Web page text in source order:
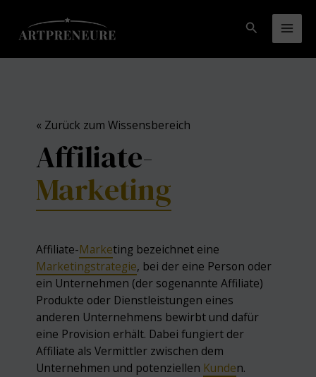
Inhalt
springen
Suchen
« Zurück zum Wissensbereich
Affiliate-
Marketing
Affiliate-Marketing bezeichnet eine
Marketingstrategie, bei der eine Person oder
ein Unternehmen (der sogenannte Affiliate)
Produkte oder Dienstleistungen eines
anderen Unternehmens bewirbt und dafür
eine Provision erhält. Dabei fungiert der
Affiliate als Vermittler zwischen dem
Unternehmen und potenziellen Kunden.